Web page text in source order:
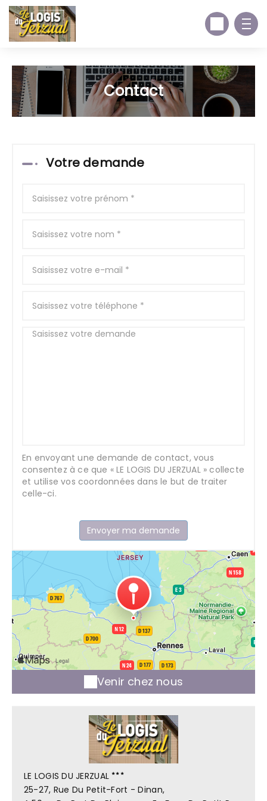
Contact
Votre demande
En envoyant une demande de contact, vous
consentez à ce que « LE LOGIS DU JERZUAL » collecte
et utilise vos coordonnées dans le but de traiter
celle-ci.
Venir chez nous
LE LOGIS DU JERZUAL
25-27, Rue Du Petit-Fort - Dinan,